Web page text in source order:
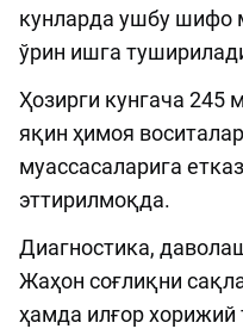
кунларда ушбу шифо
ўрин ишга
Ҳозирги кунгача 245
яқин ҳимоя
муассасаларига
эттирилмоқда.
Диагностика,
Жаҳон соғлиқни
ҳамда илғор хорижий